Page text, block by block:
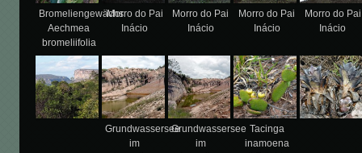
Bromeliengewächs
Aechmea
bromeliifolia
Morro do Pai
Inácio
Morro do Pai
Inácio
Morro do Pai
Inácio
Morro do Pai
Inácio
Grundwassersee
im
Grundwassersee
im
Tacinga
inamoena